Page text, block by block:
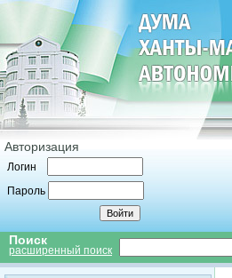
Авторизация
Логин
Пароль
Поиск
расширенный поиск